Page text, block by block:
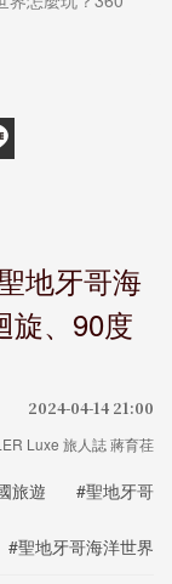
地牙哥海
旋、90度
2024-04-14 21:00
Luxe 旅人誌 蔣育荏
旅遊 #聖地牙哥
#聖地牙哥海洋世界